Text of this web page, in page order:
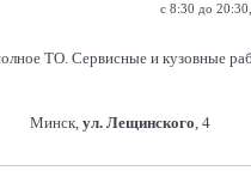
с 8:30 до
ТО. Сервисные и кузовные
Минск, ул. Лещинского, 4